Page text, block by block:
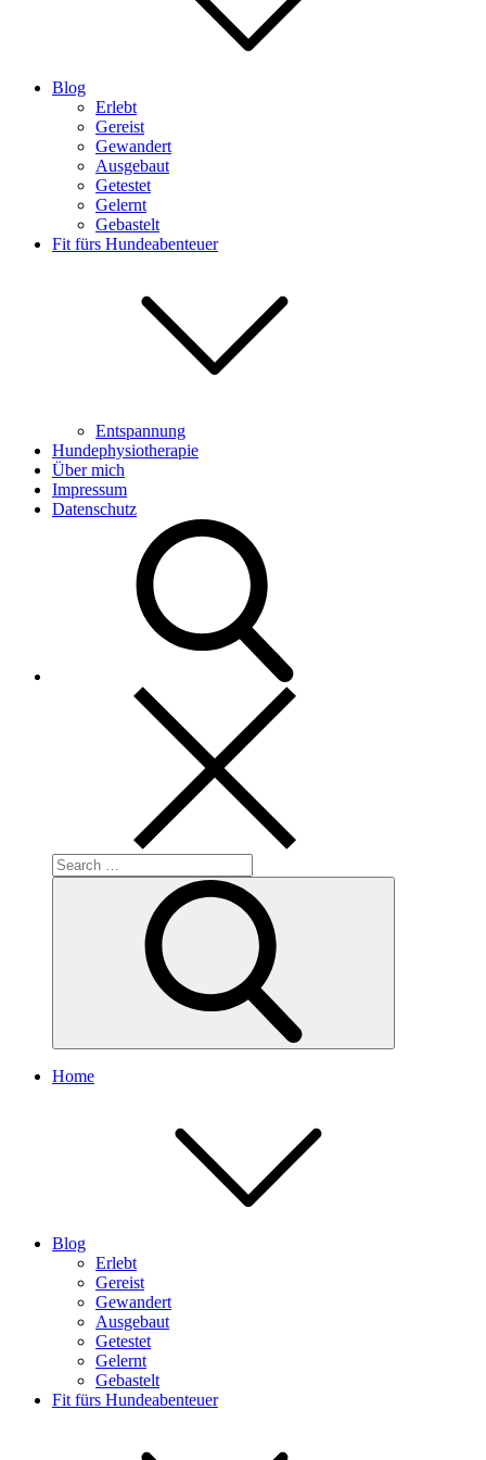
Blog
Erlebt
Gereist
Gewandert
Ausgebaut
Getestet
Gelernt
Gebastelt
Fit fürs Hundeabenteuer
Entspannung
Hundephysiotherapie
Über mich
Impressum
Datenschutz
Search
for:
Home
Blog
Erlebt
Gereist
Gewandert
Ausgebaut
Getestet
Gelernt
Gebastelt
Fit fürs Hundeabenteuer